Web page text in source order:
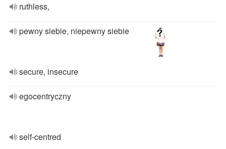
ruthless,
pewny siebie, niepewny siebie
secure, insecure
egocentryczny
self-centred